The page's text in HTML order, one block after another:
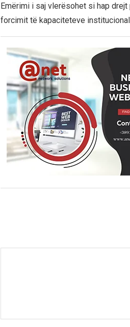
Emërimi i saj vlerësohet si hap
forcimit të kapaciteteve